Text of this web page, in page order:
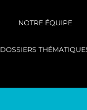
NOTRE ÉQUIPE
DOSSIERS